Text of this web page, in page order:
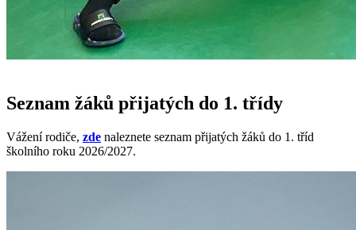
Seznam žáků přijatých do 1. třídy
Vážení rodiče, zde naleznete seznam přijatých žáků do 1. tříd
školního roku 2026/2027.